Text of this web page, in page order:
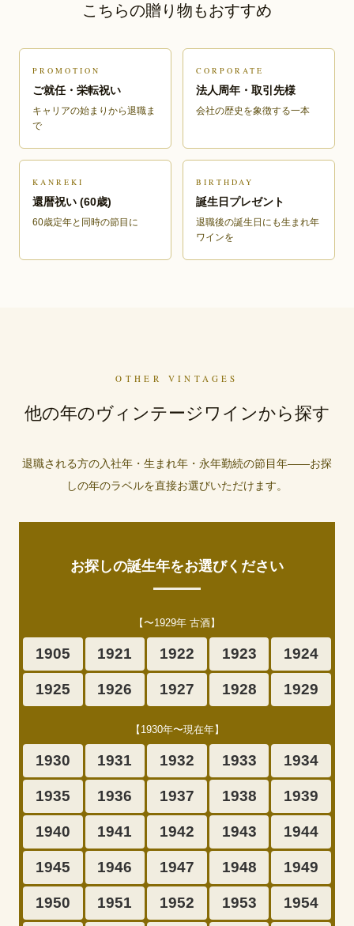
こちらの贈り物もおすすめ
PROMOTION
ご就任・栄転祝い
キャリアの始まりから退職ま
で
CORPORATE
法人周年・取引先様
会社の歴史を象徴する一本
KANREKI
還暦祝い (60歳)
60歳定年と同時の節目に
BIRTHDAY
誕生日プレゼント
退職後の誕生日にも生まれ年
ワインを
OTHER VINTAGES
他の年のヴィンテージワインから探す
退職される方の入社年・生まれ年・永年勤続の節目年——お探
しの年のラベルを直接お選びいただけます。
お探しの誕生年をお選びください
【〜1929年 古酒】
1905 1921 1922 1923 1924
1925 1926 1927 1928 1929
【1930年〜現在年】
1930 1931 1932 1933 1934
1935 1936 1937 1938 1939
1940 1941 1942 1943 1944
1945 1946 1947 1948 1949
1950 1951 1952 1953 1954